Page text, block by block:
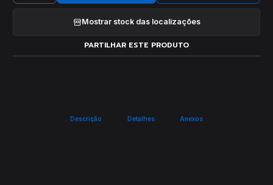
Mostrar stock das localizações
PARTILHAR ESTE PRODUTO
Descrição Detalhes Anexos